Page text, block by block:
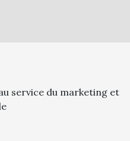
service du marketing et